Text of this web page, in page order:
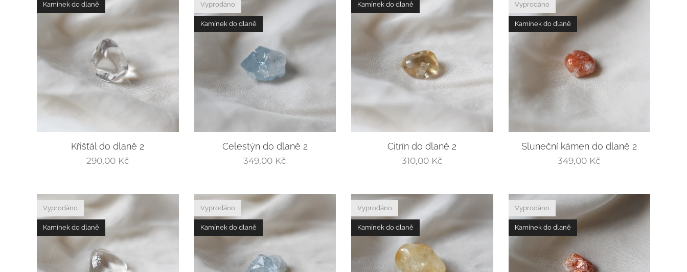
Křišťál do dlaně 2
Kamínek do dlaně
290,00Kč
Celestýn do dlaně 2
Vyprodáno
Kamínek do dlaně
349,00 Kč
Citrín do dlaně 2
Kamínek do dlaně
310,00Kč
Sluneční kámen do dlaně 2
Vyprodáno
Kamínek do dlaně
349,00 Kč
Vyprodáno
Kamínek do dlaně
Vyprodáno
Kamínek do dlaně
Vyprodáno
Kamínek do dlaně
Vyprodáno
Kamínek do dlaně